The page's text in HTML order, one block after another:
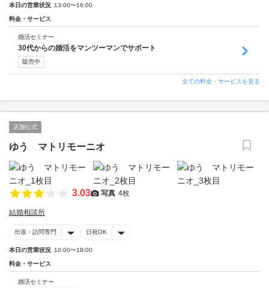
本日の営業状況 13:00〜16:00
料金・サービス
婚活セミナー
30代からの婚活をマンツーマンでサポート
販売中
全ての料金・サービスを見る
店舗公式
ゆう マトリモーニオ
3.03 写真 4枚
結婚相談所
出張・訪問専門 日祝OK
本日の営業状況 10:00〜18:00
料金・サービス
婚活セミナー